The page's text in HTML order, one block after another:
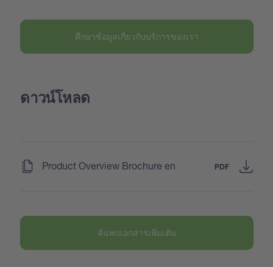
ศึกษาข้อมูลเกี่ยวกับบริการของเรา
ดาวน์โหลด
Product Overview Brochure en PDF
ค้นพบเอกสารเพิ่มเติม